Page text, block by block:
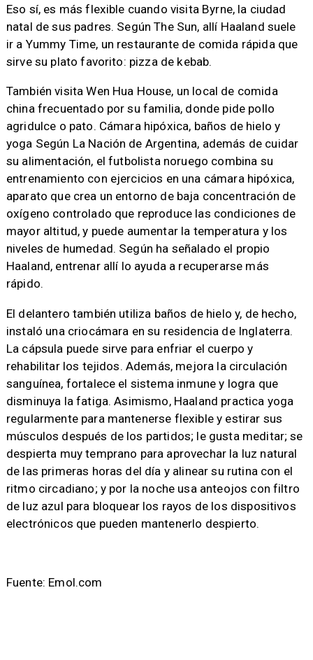
Eso sí, es más flexible cuando visita Byrne, la ciudad
natal de sus padres. Según The Sun, allí Haaland suele
ir a Yummy Time, un restaurante de comida rápida que
sirve su plato favorito: pizza de kebab.
También visita Wen Hua House, un local de comida
china frecuentado por su familia, donde pide pollo
agridulce o pato. Cámara hipóxica, baños de hielo y
yoga Según La Nación de Argentina, además de cuidar
su alimentación, el futbolista noruego combina su
entrenamiento con ejercicios en una cámara hipóxica,
aparato que crea un entorno de baja concentración de
oxígeno controlado que reproduce las condiciones de
mayor altitud, y puede aumentar la temperatura y los
niveles de humedad. Según ha señalado el propio
Haaland, entrenar allí lo ayuda a recuperarse más
rápido.
El delantero también utiliza baños de hielo y, de hecho,
instaló una criocámara en su residencia de Inglaterra.
La cápsula puede sirve para enfriar el cuerpo y
rehabilitar los tejidos. Además, mejora la circulación
sanguínea, fortalece el sistema inmune y logra que
disminuya la fatiga. Asimismo, Haaland practica yoga
regularmente para mantenerse flexible y estirar sus
músculos después de los partidos; le gusta meditar; se
despierta muy temprano para aprovechar la luz natural
de las primeras horas del día y alinear su rutina con el
ritmo circadiano; y por la noche usa anteojos con filtro
de luz azul para bloquear los rayos de los dispositivos
electrónicos que pueden mantenerlo despierto.
Fuente: Emol.com